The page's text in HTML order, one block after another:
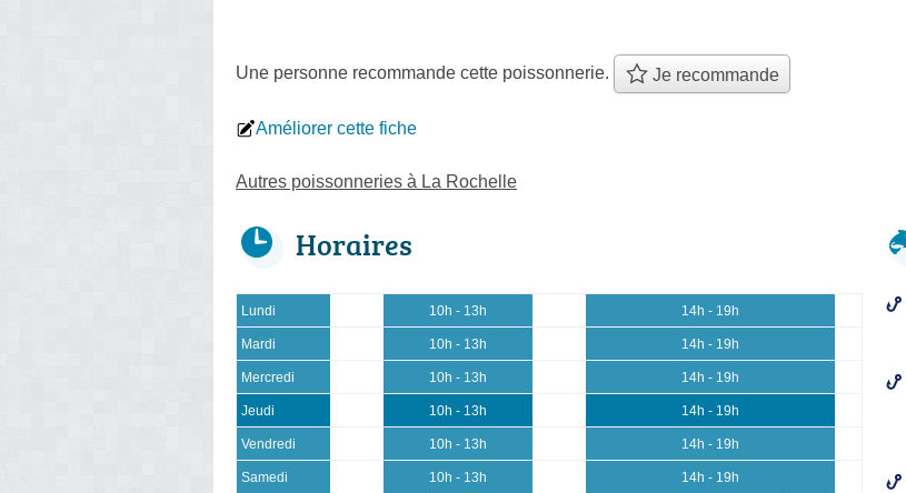
Une personne recommande cette poissonnerie. Je recommande
Améliorer cette fiche
Autres poissonneries à La Rochelle
Horaires
Lundi 10h - 13h 14h - 19h
Mardi 10h - 13h 14h - 19h
Mercredi 10h - 13h 14h - 19h
Jeudi 10h - 13h 14h - 19h
Vendredi 10h - 13h 14h - 19h
Samedi 10h - 13h 14h - 19h